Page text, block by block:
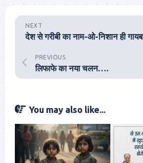
NEXT
देश से गरीबी का नाम-ओ-निशान ही गायब
PREVIOUS
लिफाफे का नया चलन….
You may also like...